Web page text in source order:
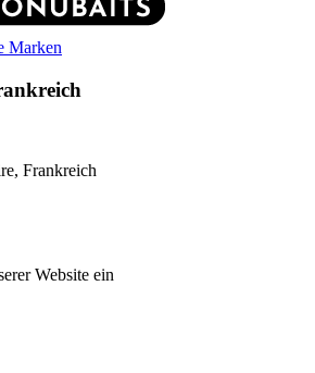
Marken
Frankreich
Website ein